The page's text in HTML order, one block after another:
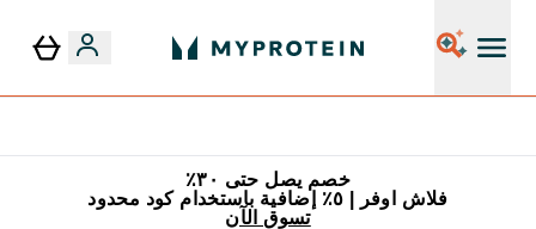
خصم يصل حتى ٣٠٪
فلاش اوفر | ٥٪ إضافية باستخدام كود محدود
تسوق الآن